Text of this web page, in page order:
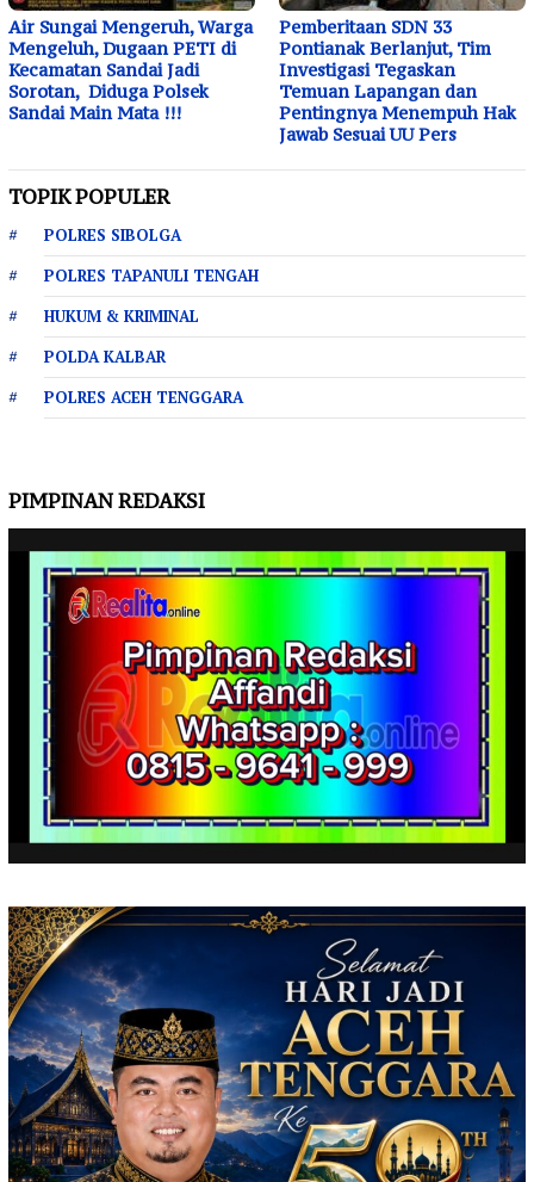
Air Sungai Mengeruh, Warga
Mengeluh, Dugaan PETI di
Kecamatan Sandai Jadi
Sorotan, Diduga Polsek
Sandai Main Mata !!!
Pemberitaan SDN 33
Pontianak Berlanjut, Tim
Investigasi Tegaskan
Temuan Lapangan dan
Pentingnya Menempuh Hak
Jawab Sesuai UU Pers
TOPIK POPULER
POLRES SIBOLGA
POLRES TAPANULI TENGAH
HUKUM & KRIMINAL
POLDA KALBAR
POLRES ACEH TENGGARA
PIMPINAN REDAKSI